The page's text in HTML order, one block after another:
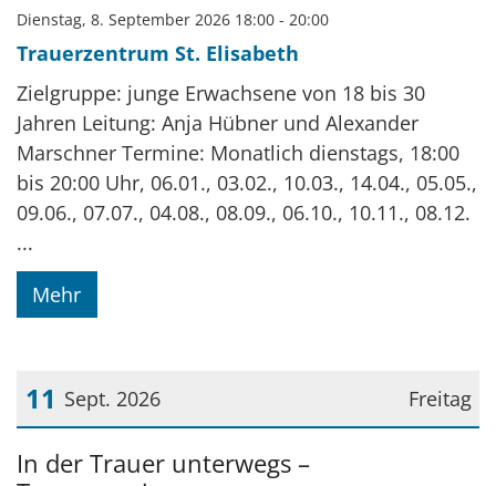
Dienstag, 8. September 2026 18:00 - 20:00
Trauerzentrum St. Elisabeth
Zielgruppe: junge Erwachsene von 18 bis 30
Jahren Leitung: Anja Hübner und Alexander
Marschner Termine: Monatlich dienstags, 18:00
bis 20:00 Uhr, 06.01., 03.02., 10.03., 14.04., 05.05.,
09.06., 07.07., 04.08., 08.09., 06.10., 10.11., 08.12.
...
Mehr
Freitag
11 Sept. 2026
Datum: 11. September 2026
In der Trauer unterwegs –